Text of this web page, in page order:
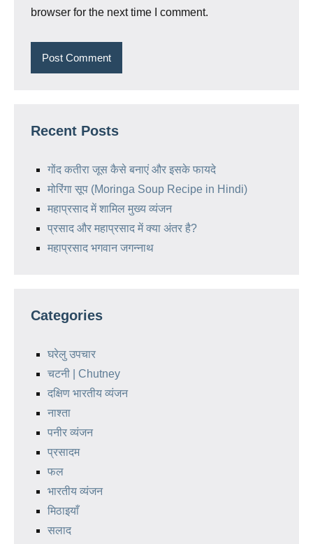
browser for the next time I comment.
Recent Posts
गोंद कतीरा जूस कैसे बनाएं और इसके फायदे
मोरिंगा सूप (Moringa Soup Recipe in Hindi)
महाप्रसाद में शामिल मुख्य व्यंजन
प्रसाद और महाप्रसाद में क्या अंतर है?
महाप्रसाद भगवान जगन्नाथ
Categories
घरेलु उपचार
चटनी | Chutney
दक्षिण भारतीय व्यंजन
नाश्ता
पनीर व्यंजन
प्रसादम
फल
भारतीय व्यंजन
मिठाइयाँ
सलाद